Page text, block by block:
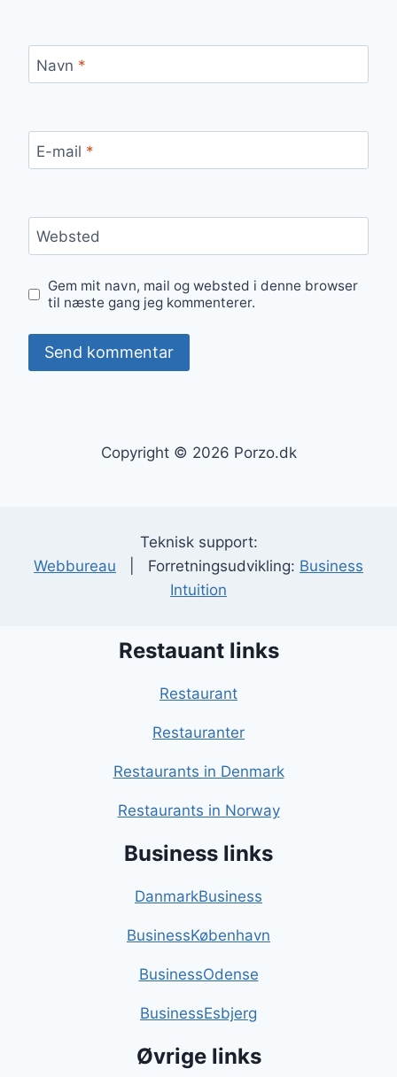
Navn *
E-mail *
Websted
Gem mit navn, mail og websted i denne browser
til næste gang jeg kommenterer.
Copyright © 2026 Porzo.dk
Teknisk support:
Webbureau | Forretningsudvikling: Business
Intuition
Restauant links
Restaurant
Restauranter
Restaurants in Denmark
Restaurants in Norway
Business links
DanmarkBusiness
BusinessKøbenhavn
BusinessOdense
BusinessEsbjerg
Øvrige links